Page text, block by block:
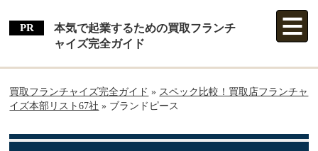
本気で起業するための買取フランチ
ャイズ完全ガイド
買取フランチャイズ完全ガイド » スペック比較！買取店フランチャ
イズ本部リスト67社 » ブランドピース